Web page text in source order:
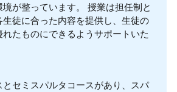
境が整っています。 授業は担任制と
生徒に合った内容を提供し、生徒の
たものにできるようサポートいた
とセミスパルタコースがあり、スパ